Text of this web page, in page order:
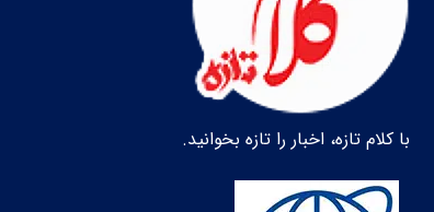
با کلام تازه، اخبار را تازه بخوانید.